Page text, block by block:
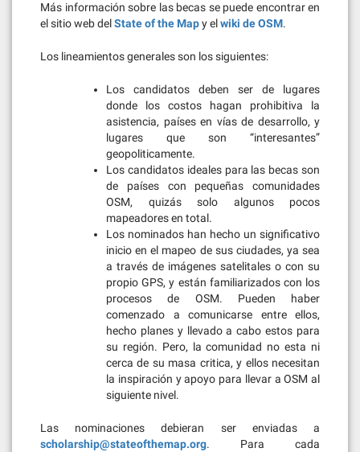
Más información sobre las becas se puede encontrar en
el sitio web delState of the Mapy elwiki de OSM.
Los lineamientos generales son los siguientes:
Los candidatos deben ser de lugares
donde los costos hagan prohibitiva la
asistencia, países en vías de desarrollo, y
lugares que son “interesantes”
geopoliticamente.
Los candidatos ideales para las becas son
de países con pequeñas comunidades
OSM, quizás solo algunos pocos
mapeadores en total.
Los nominados han hecho un significativo
inicio en el mapeo de sus ciudades, ya sea
a través de imágenes satelitales o con su
propio GPS, y están familiarizados con los
procesos de OSM. Pueden haber
comenzado a comunicarse entre ellos,
hecho planes y llevado a cabo estos para
su región. Pero, la comunidad no esta ni
cerca de su masa critica, y ellos necesitan
la inspiración y apoyo para llevar a OSM al
siguiente nivel.
Las nominaciones debieran ser enviadas a
scholarship@stateofthemap.org. Para cada